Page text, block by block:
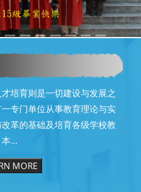
培育则是一切建设与发展之
专门单位从事教育理论与实
革的基础及培育各级学校教
...
MORE